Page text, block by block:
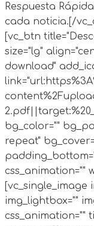
Respuesta
cada noticia.[/
[vc_btn
size="lg"
download"
bg_color=""
repeat"
css_animation=""
[vc_single_image
img_lightbox=""
css_animation=""